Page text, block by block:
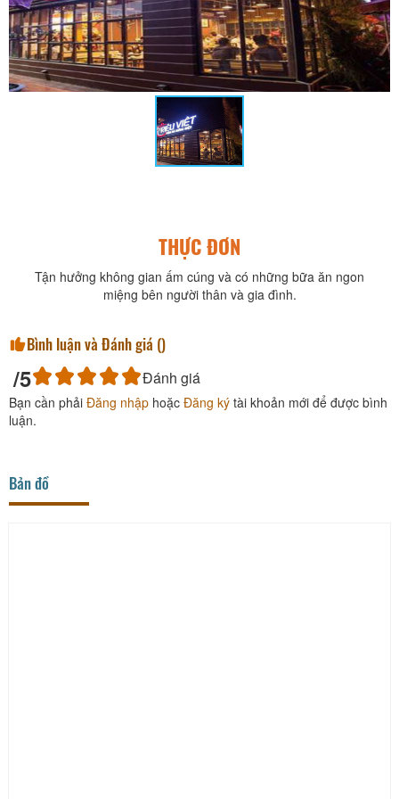
THỰC ĐƠN
Tận hưởng không gian ấm cúng và có những bữa ăn ngon
miệng bên người thân và gia đình.
Bình luận và Đánh giá ()
/5 Đánh giá
Bạn cần phải Đăng nhập hoặc Đăng ký tài khoản mới để được bình
luận.
Bản đồ